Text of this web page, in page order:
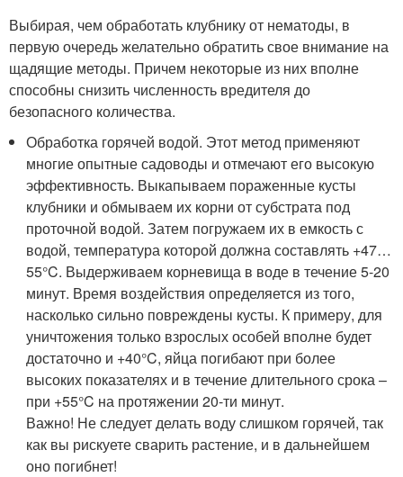
Выбирая, чем обработать клубнику от нематоды, в
первую очередь желательно обратить свое внимание на
щадящие методы. Причем некоторые из них вполне
способны снизить численность вредителя до
безопасного количества.
Обработка горячей водой. Этот метод применяют
многие опытные садоводы и отмечают его высокую
эффективность. Выкапываем пораженные кусты
клубники и обмываем их корни от субстрата под
проточной водой. Затем погружаем их в емкость с
водой, температура которой должна составлять +47…
55°C. Выдерживаем корневища в воде в течение 5-20
минут. Время воздействия определяется из того,
насколько сильно повреждены кусты. К примеру, для
уничтожения только взрослых особей вполне будет
достаточно и +40°C, яйца погибают при более
высоких показателях и в течение длительного срока –
при +55°C на протяжении 20-ти минут.
Важно! Не следует делать воду слишком горячей, так
как вы рискуете сварить растение, и в дальнейшем
оно погибнет!